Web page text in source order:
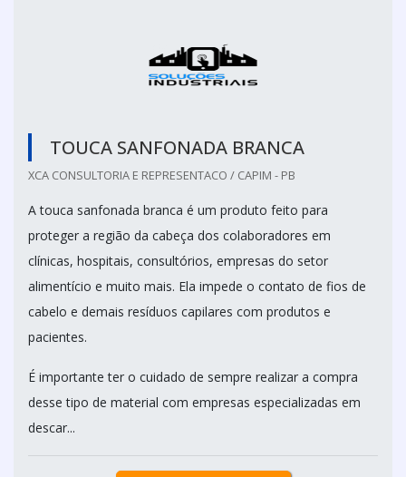
TOUCA SANFONADA BRANCA
XCA CONSULTORIA E REPRESENTACO / CAPIM - PB
A touca sanfonada branca é um produto feito para
proteger a região da cabeça dos colaboradores em
clínicas, hospitais, consultórios, empresas do setor
alimentício e muito mais. Ela impede o contato de fios de
cabelo e demais resíduos capilares com produtos e
pacientes.
É importante ter o cuidado de sempre realizar a compra
desse tipo de material com empresas especializadas em
descar...